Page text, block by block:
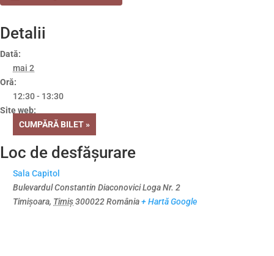
Detalii
Dată:
mai 2
Oră:
12:30 - 13:30
Site web:
CUMPĂRĂ BILET »
Loc de desfășurare
Sala Capitol
Bulevardul Constantin Diaconovici Loga Nr. 2
Timișoara, Timiș300022România+ Hartă Google